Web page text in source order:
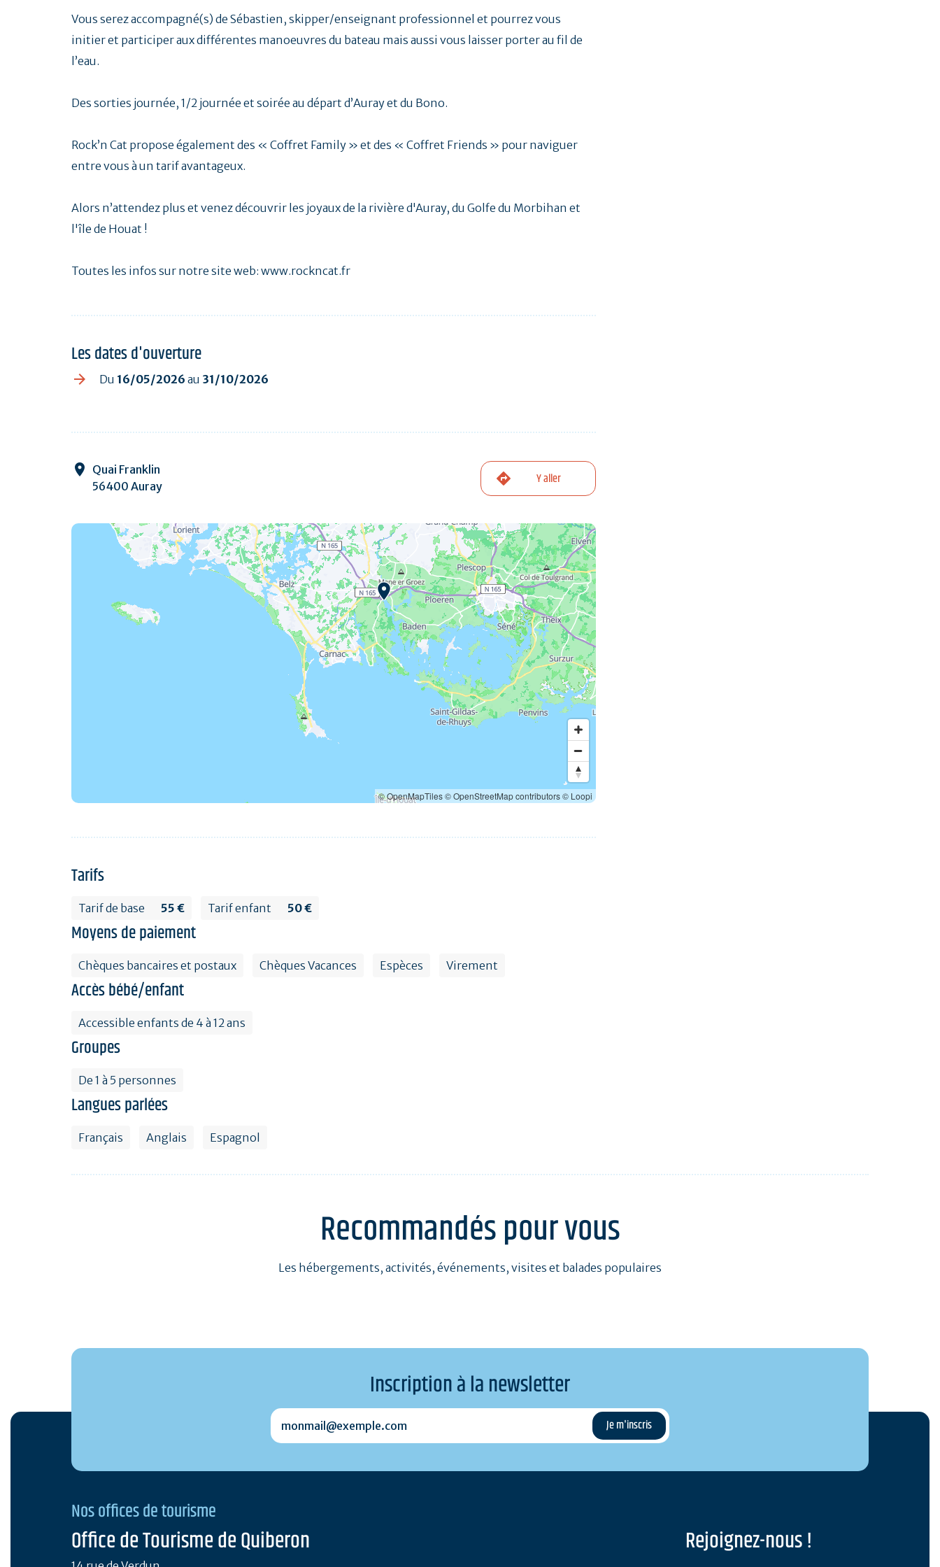
Vous serez accompagné(s) de Sébastien, skipper/enseignant professionnel et pourrez vous
initier et participer aux différentes manoeuvres du bateau mais aussi vous laisser porter au fil de
l’eau.
Des sorties journée, 1/2 journée et soirée au départ d’Auray et du Bono.
Rock’n Cat propose également des « Coffret Family » et des « Coffret Friends » pour naviguer
entre vous à un tarif avantageux.
Alors n’attendez plus et venez découvrir les joyaux de la rivière d'Auray, du Golfe du Morbihan et
l'île de Houat !
Toutes les infos sur notre site web: www.rockncat.fr
Les dates d'ouverture
Du 16/05/2026 au 31/10/2026
Quai Franklin
56400 Auray
Y aller
© OpenMapTiles© OpenStreetMap contributors© Loopi
Tarifs
Tarif de base 55 € Tarif enfant 50 €
Moyens de paiement
Chèques bancaires et postaux Chèques Vacances Espèces Virement
Accès bébé/enfant
Accessible enfants de 4 à 12 ans
Groupes
De 1 à 5 personnes
Langues parlées
Français Anglais Espagnol
Recommandés pour vous
Les hébergements, activités, événements, visites et balades populaires
Inscription à la newsletter
monmail@exemple.com
Nos offices de tourisme
Office de Tourisme de Quiberon Rejoignez-nous !